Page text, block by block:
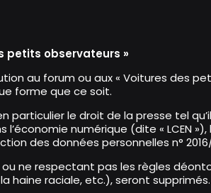
petits observateurs »
au forum ou aux « Voitures des
forme que ce soit.
particulier le droit de la presse tel
l’économie numérique (dite « LCEN
des données personnelles n°
ne respectant pas les règles
haine raciale, etc.), seront supprimés.